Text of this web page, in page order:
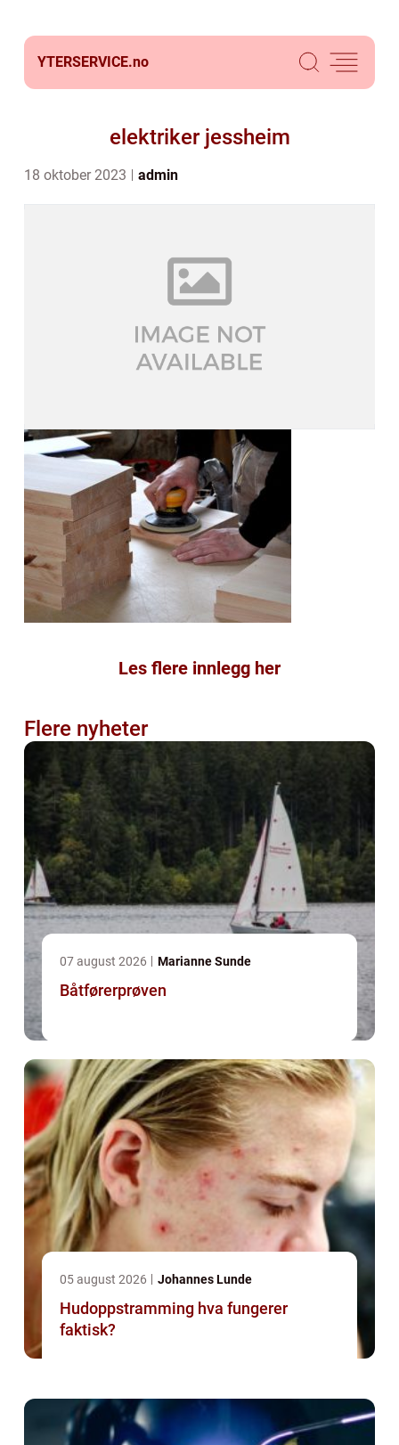
YTERSERVICE.no
elektriker jessheim
18 oktober 2023 admin
Les flere innlegg her
Flere nyheter
07 august 2026 Marianne Sunde
Båtførerprøven
05 august 2026 Johannes Lunde
Hudoppstramming hva fungerer
faktisk?